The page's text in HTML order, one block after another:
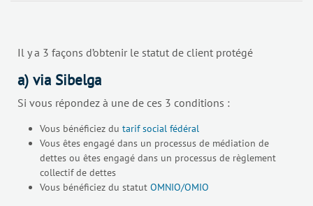
Il y a 3 façons d’obtenir le statut de client protégé
a) via Sibelga
Si vous répondez à une de ces 3 conditions :
Vous bénéficiez du tarif social fédéral
Vous êtes engagé dans un processus de médiation de
dettes ou êtes engagé dans un processus de règlement
collectif de dettes
Vous bénéficiez du statut OMNIO/OMIO